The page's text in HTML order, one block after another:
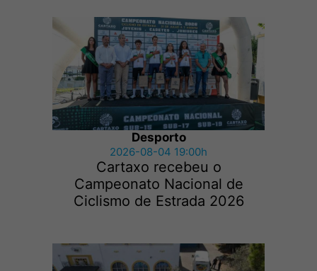
Desporto
2026-08-04 19:00h
Cartaxo recebeu o
Campeonato Nacional de
Ciclismo de Estrada 2026